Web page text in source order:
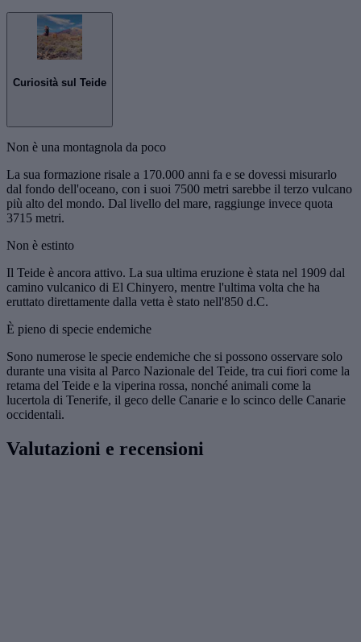
Curiosità sul Teide
Non è una montagnola da poco
La sua formazione risale a 170.000 anni fa e se dovessi misurarlo
dal fondo dell'oceano, con i suoi 7500 metri sarebbe il terzo vulcano
più alto del mondo. Dal livello del mare, raggiunge invece quota
3715 metri.
Non è estinto
Il Teide è ancora attivo. La sua ultima eruzione è stata nel 1909 dal
camino vulcanico di El Chinyero, mentre l'ultima volta che ha
eruttato direttamente dalla vetta è stato nell'850 d.C.
È pieno di specie endemiche
Sono numerose le specie endemiche che si possono osservare solo
durante una visita al Parco Nazionale del Teide, tra cui fiori come la
retama del Teide e la viperina rossa, nonché animali come la
lucertola di Tenerife, il geco delle Canarie e lo scinco delle Canarie
occidentali.
Valutazioni e recensioni